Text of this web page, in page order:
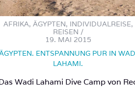
AFRIKA, ÄGYPTEN, INDIVIDUALREISE,
REISEN /
19. MAI 2015
ENTSPANNUNG PUR IN
LAHAMI.
Wadi Lahami Dive Camp von